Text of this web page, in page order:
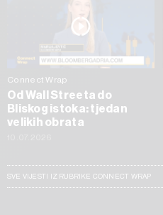
Connect Wrap
Od Wall Streeta do
Bliskog istoka: tjedan
velikih obrata
SVE VIJESTI IZ RUBRIKE CONNECT WRAP